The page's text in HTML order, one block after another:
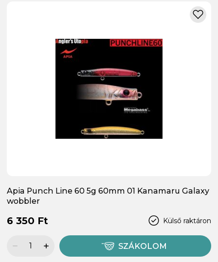
Apia Punch Line 60 5g 60mm 01 Kanamaru Galaxy
wobbler
Külső raktáron
6 350 Ft
SZÁKOLOM